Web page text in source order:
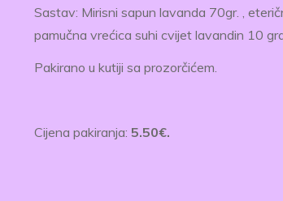
Sastav: Mirisni sapun lavanda 70gr. ,
pamučna vrećica suhi cvijet lavandin 10
Pakirano u kutiji sa prozorčićem.
Cijena pakiranja: 5.50€.